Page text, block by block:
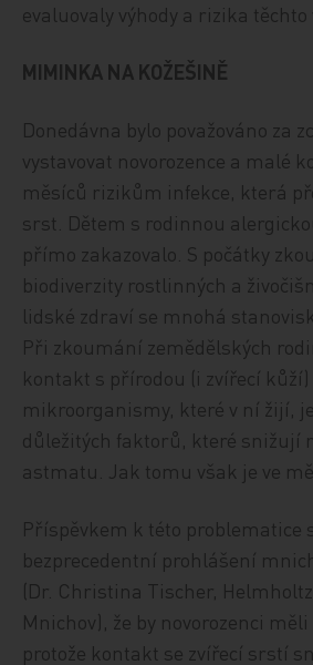
evaluovaly výhody a rizika těchto
MIMINKA NA KOŽEŠINĚ
Donedávna bylo považováno za
vystavovat novorozence a malé
měsíců rizikům infekce, která
srst. Dětem s rodinnou
přímo zakazovalo. S počátky
biodiverzity rostlinných a
lidské zdraví se mnohá
Při zkoumání zemědělských
kontakt s přírodou (i zvířecí kůží)
mikroorganismy, které v ní žijí,
důležitých faktorů, které snižují
astmatu. Jak tomu však je ve
Příspěvkem k této problematice
bezprecedentní prohlášení
(Dr. Christina Tischer,
Mnichov), že by novorozenci
protože kontakt se zvířecí srstí